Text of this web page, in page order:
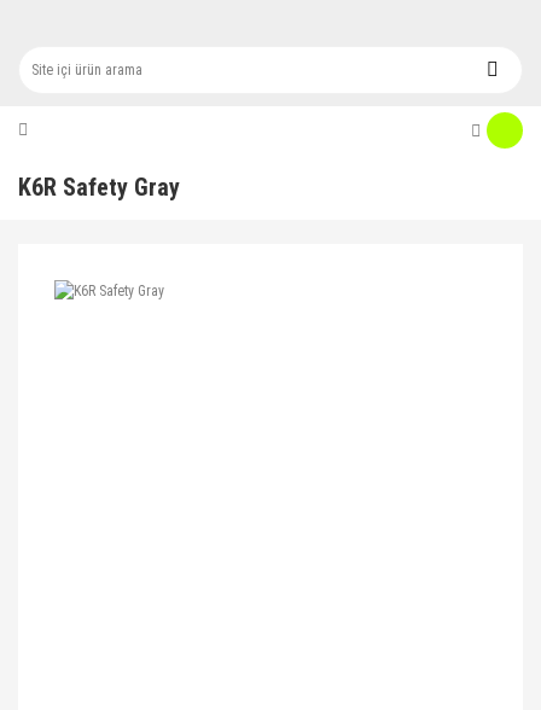
K6R Safety Gray